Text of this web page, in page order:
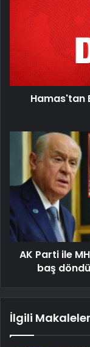
Hamas'tan
AK Parti ile
baş
İlgili Makaleler